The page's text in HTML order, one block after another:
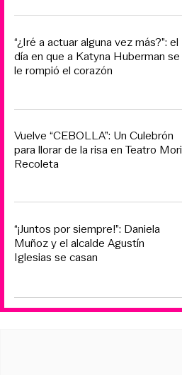
“¿Iré a actuar alguna vez más?”: el
día en que a Katyna Huberman se
le rompió el corazón
Vuelve “CEBOLLA”: Un Culebrón
para llorar de la risa en Teatro Mori
Recoleta
“¡Juntos por siempre!”: Daniela
Muñoz y el alcalde Agustín
Iglesias se casan